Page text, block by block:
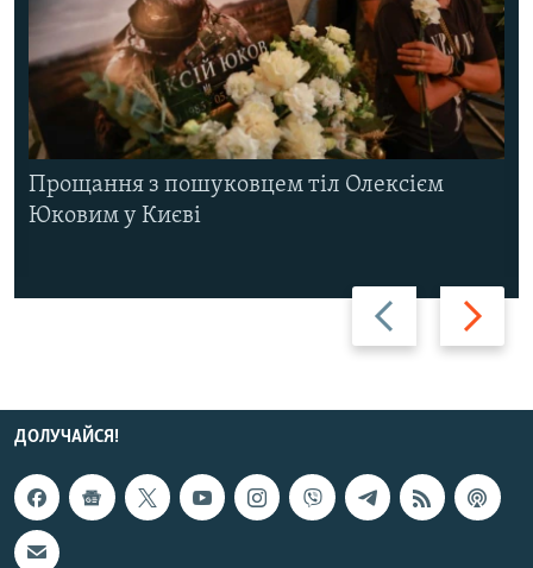
Назад Вперед
Прощання з пошуковцем тіл Олексієм
Юковим у Києві
ДОЛУЧАЙСЯ!